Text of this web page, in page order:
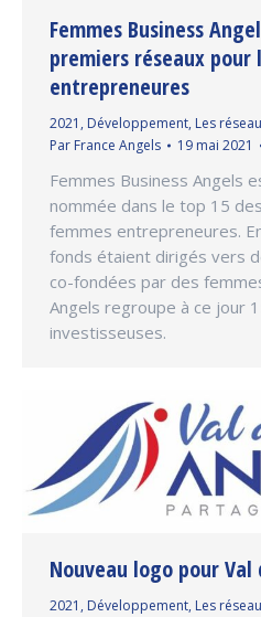
Femmes Business
premiers réseaux pour
entrepreneures
2021 , Développement, Les
Par France Angels 19 mai 2021
Femmes Business Angels
nommée dans le top 15
femmes entrepreneures.
fonds étaient dirigés vers
co-fondées par des
Angels regroupe à ce jour
investisseuses.
Nouveau logo pour Val
2021 , Développement, Les